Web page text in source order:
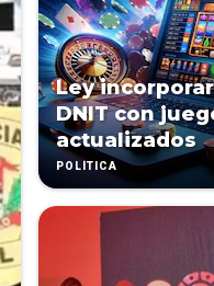
Ley
DNIT con
actualizados
POLÍTICA